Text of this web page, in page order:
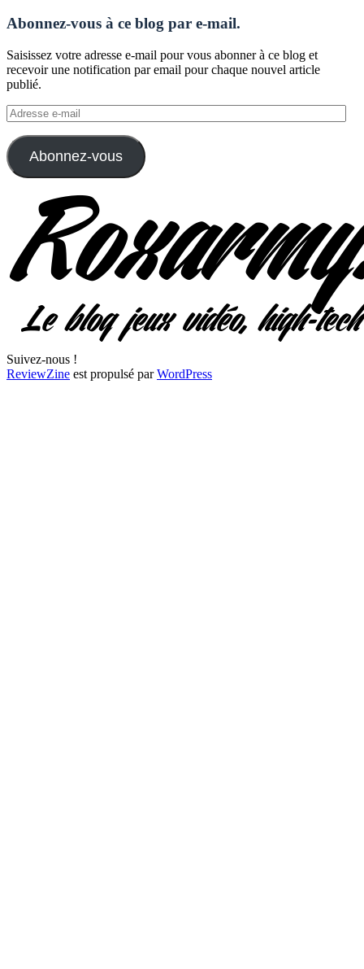
Abonnez-vous à ce blog par e-mail.
Saisissez votre adresse e-mail pour vous abonner à ce blog et
recevoir une notification par email pour chaque nouvel article
publié.
Adresse
e-
mail
Abonnez-vous
Suivez-nous !
ReviewZine est propulsé parWordPress